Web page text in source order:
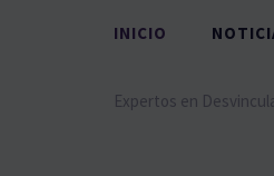
INICIO
Expertos en